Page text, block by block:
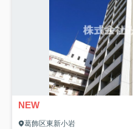
NEW
葛飾区東新小岩